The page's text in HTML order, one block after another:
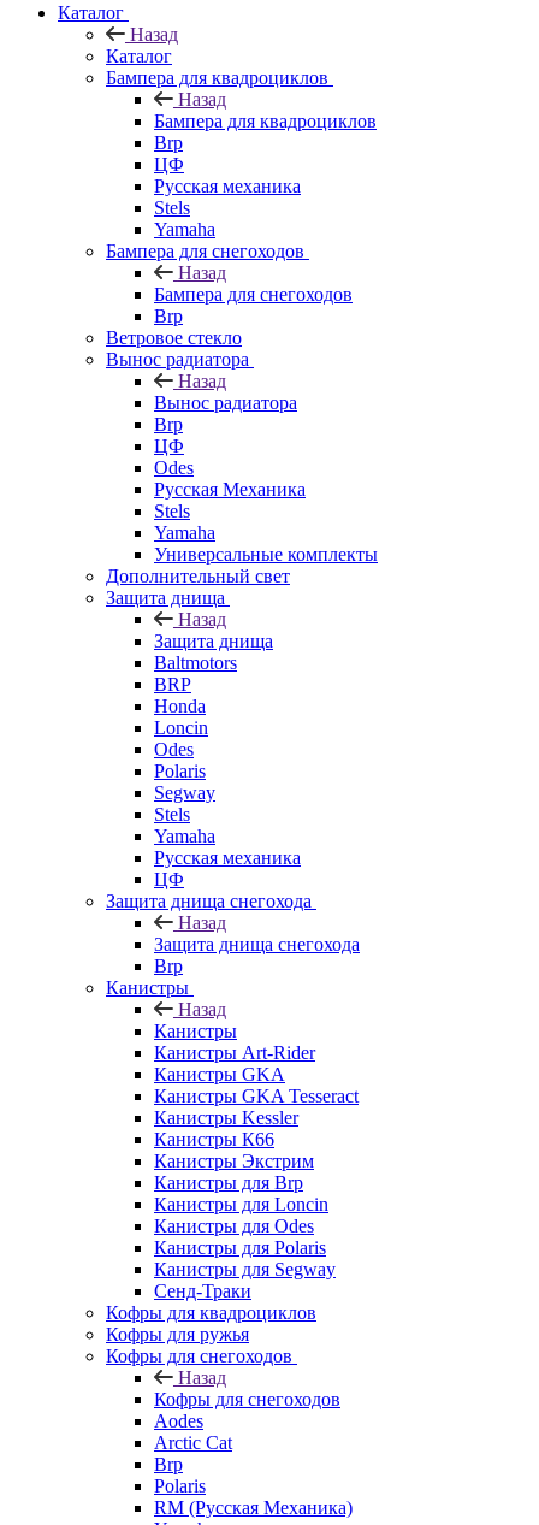
Каталог
Назад
Каталог
Бампера для квадроциклов
Назад
Бампера для квадроциклов
Brp
ЦФ
Русская механика
Stels
Yamaha
Бампера для снегоходов
Назад
Бампера для снегоходов
Brp
Ветровое стекло
Вынос радиатора
Назад
Вынос радиатора
Brp
ЦФ
Odes
Русская Механика
Stels
Yamaha
Универсальные комплекты
Дополнительный свет
Защита днища
Назад
Защита днища
Baltmotors
BRP
Honda
Loncin
Odes
Polaris
Segway
Stels
Yamaha
Русская механика
ЦФ
Защита днища снегохода
Назад
Защита днища снегохода
Brp
Канистры
Назад
Канистры
Канистры Art-Rider
Канистры GKA
Канистры GKA Tesseract
Канистры Kessler
Канистры К66
Канистры Экстрим
Канистры для Brp
Канистры для Loncin
Канистры для Odes
Канистры для Polaris
Канистры для Segway
Сенд-Траки
Кофры для квадроциклов
Кофры для ружья
Кофры для снегоходов
Назад
Кофры для снегоходов
Aodes
Arctic Cat
Brp
Polaris
RM (Русская Механика)